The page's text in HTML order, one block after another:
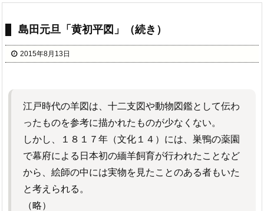
島田元旦「黄初平図」（続き）
2015年8月13日
江戸時代の羊図は、十二支図や動物図鑑として伝わ
ったものを参考に描かれたものが少なくない。
しかし、１８１７年（文化１４）には、巣鴨の薬園
で幕府による日本初の緬羊飼育が行われたことなど
から、絵師の中には実物を見たことのある者もいた
と考えられる。
（略）